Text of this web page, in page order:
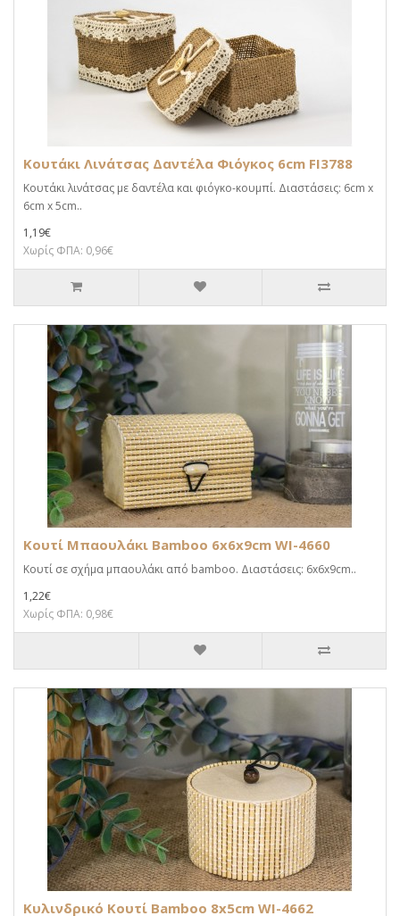
Κουτάκι Λινάτσας Δαντέλα Φιόγκος 6cm FI3788
Κουτάκι λινάτσας με δαντέλα και φιόγκο-κουμπί. Διαστάσεις: 6cm x
6cm x 5cm..
1,19€
Χωρίς ΦΠΑ: 0,96€
Κουτί Μπαουλάκι Bamboo 6x6x9cm WI-4660
Κουτί σε σχήμα μπαουλάκι από bamboo. Διαστάσεις: 6x6x9cm..
1,22€
Χωρίς ΦΠΑ: 0,98€
Κυλινδρικό Κουτί Bamboo 8x5cm WI-4662